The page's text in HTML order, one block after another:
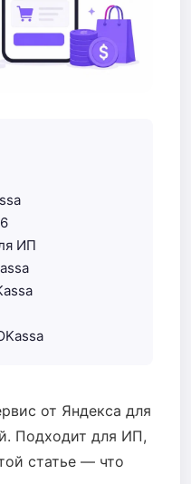
ИП
от Яндекса для
Подходит для ИП,
статье — что